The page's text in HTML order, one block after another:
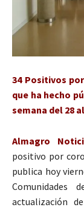
34 Positivos
que ha hecho
semana del 28
Almagro
positivo por
publica hoy
actualización